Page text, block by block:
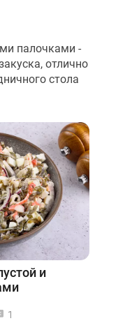
палочками -
отлично
стола
и
1